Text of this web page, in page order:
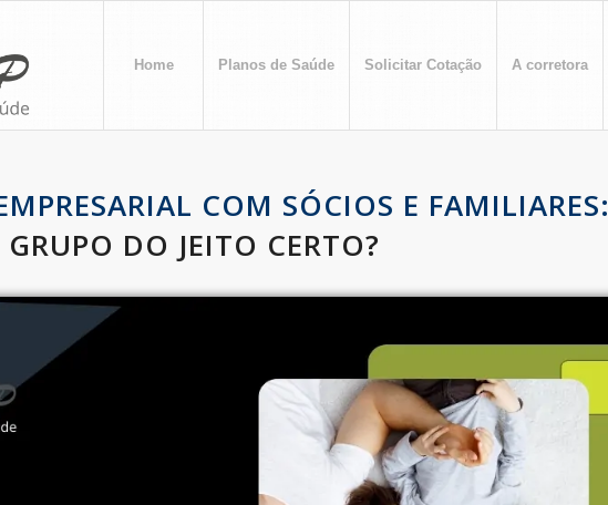
Home Planos de Saúde Solicitar Cotação A corretora
COM SÓCIOS E FAMILIARES:
DO JEITO CERTO?